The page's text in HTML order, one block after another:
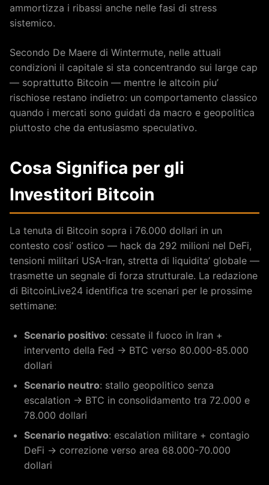
ammortizza i ribassi anche nelle fasi di stress
sistemico.
Secondo De Maere di Wintermute, nelle attuali
condizioni il capitale si sta concentrando sui large cap
— soprattutto Bitcoin — mentre le altcoin piu’
rischiose restano indietro: un comportamento classico
quando i mercati sono guidati da macro e geopolitica
piuttosto che da entusiasmo speculativo.
Cosa Significa per gli
Investitori Bitcoin
La tenuta di Bitcoin sopra i 76.000 dollari in un
contesto cosi’ ostico — hack da 292 milioni nel DeFi,
tensioni militari USA-Iran, stretta di liquidita’ globale —
trasmette un segnale di forza strutturale. La redazione
di BitcoinLive24 identifica tre scenari per le prossime
settimane:
Scenario positivo: cessate il fuoco in Iran +
intervento della Fed → BTC verso 80.000-85.000
dollari
Scenario neutro: stallo geopolitico senza
escalation → BTC in consolidamento tra 72.000 e
78.000 dollari
Scenario negativo: escalation militare + contagio
DeFi → correzione verso area 68.000-70.000
dollari